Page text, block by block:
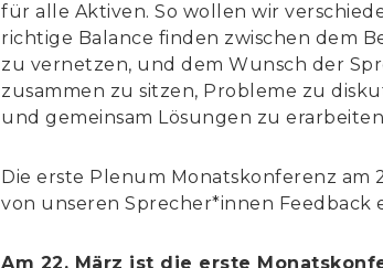
für alle Aktiven. So wollen wir
richtige Balance finden zwischen dem
zu vernetzen, und dem Wunsch der
zusammen zu sitzen, Probleme zu
und gemeinsam Lösungen zu
Die erste Plenum Monatskonferenz am
von unseren Sprecher*innen Feedback
Am 22. März ist die erste